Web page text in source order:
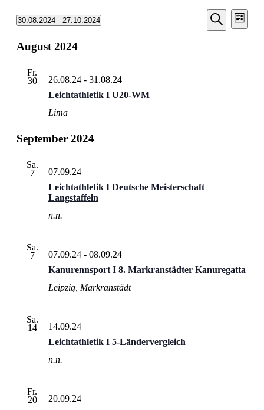
Veranstaltungen
Suche
Suche
Liste
30.08.2024 - 27.10.2024
wählen.
August 2024
Fr.
30
Leichtathletik I U20-WM
26.08.24- 31.08.24
Lima
September 2024
Sa.
7
Leichtathletik I Deutsche Meisterschaft
Langstaffeln
07.09.24
n.n.
Sa.
7
Kanurennsport I 8. Markranstädter Kanuregatta
07.09.24- 08.09.24
Leipzig, Markranstädt
Sa.
14
Leichtathletik I 5-Ländervergleich
14.09.24
n.n.
Fr.
20
20.09.24